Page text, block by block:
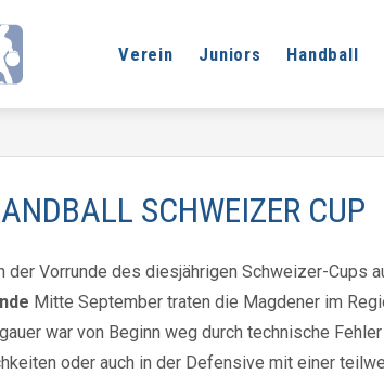
Verein Juniors Handball
SCHWEIZER CUP
Vorrunde des diesjährigen Schweizer-Cups
Mitte September traten die Magdener im
war von Beginn weg durch technische
oder auch in der Defensive mit einer